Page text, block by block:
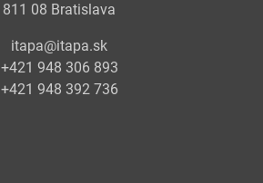
811 08 Bratislava
itapa@itapa.sk
+421 948 306 893
+421 948 392 736